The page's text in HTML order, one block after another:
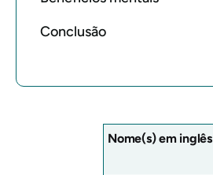
Conclusão
Nome(s) em inglês